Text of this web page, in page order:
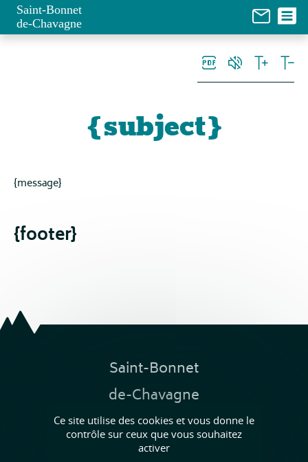
Saint-Bonnet
de-Chavagne
{subject}
{message}
{footer}
Saint-Bonnet
de-Chavagne
Coordonnées
de la mairie
Panneau de gestion des cookies
Ce site utilise des cookies et vous donne le
contrôle sur ceux que vous souhaitez
activer